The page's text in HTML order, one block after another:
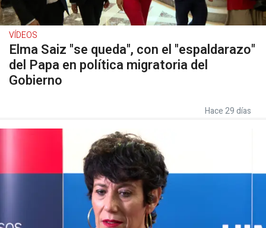
VÍDEOS
Elma Saiz "se queda", con el "espaldarazo"
del Papa en política migratoria del
Gobierno
Hace 29 días